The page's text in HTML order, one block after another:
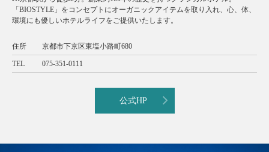
「BIOSTYLE」をコンセプトにオーガニックアイテムを取り入れ、心、体、
環境にも優しいホテルライフをご提供いたします。
住所 京都市下京区東塩小路町680
TEL 075-351-0111
公式HP